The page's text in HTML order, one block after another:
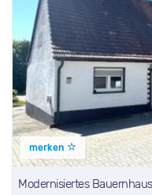
merken
Modernisiertes